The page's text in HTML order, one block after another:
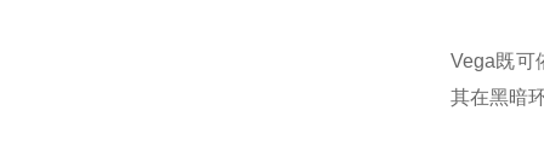
Vega既可
其在黑暗